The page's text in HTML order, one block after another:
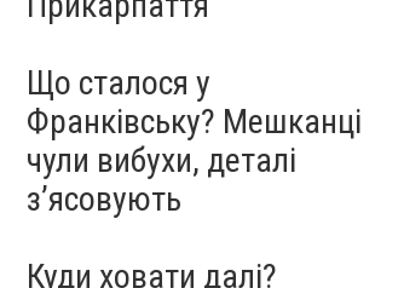
Що сталося у
Франківську? Мешканці
чули вибухи, деталі
з’ясовують
Куди ховати далі?